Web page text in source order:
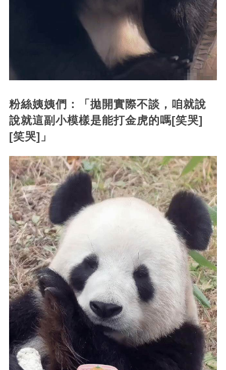
粉絲姨姨們：「拋開實際不談，咱就說
說就這副小模樣是能打金虎的嗎[笑哭]
[笑哭]」